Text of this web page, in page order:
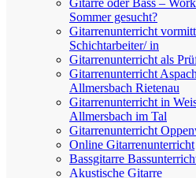
Gitarre oder Bass –
Sommer gesucht?
Gitarrenunterricht
Schichtarbeiter/ in
Gitarrenunterricht als
Gitarrenunterricht
Allmersbach Rietenau
Gitarrenunterricht in
Allmersbach im Tal
Gitarrenunterricht
Online Gitarrenunterricht
Bassgitarre
Akustische Gitarre